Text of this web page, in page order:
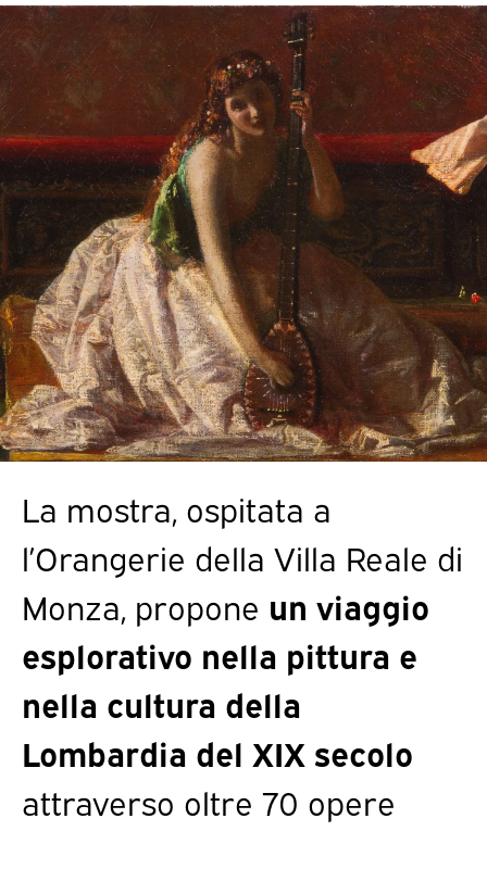
La mostra, ospitata a
l’Orangerie della Villa Reale di
Monza, propone un viaggio
esplorativo nella pittura e
nella cultura della
Lombardia del XIX secolo
attraverso oltre 70 opere